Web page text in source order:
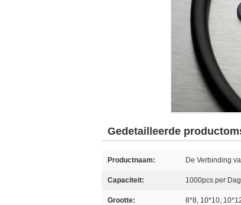
Gedetailleerde
Productnaam: De Verbinding
Capaciteit: 1000pcs per Dag
Grootte: 8*8, 10*10,